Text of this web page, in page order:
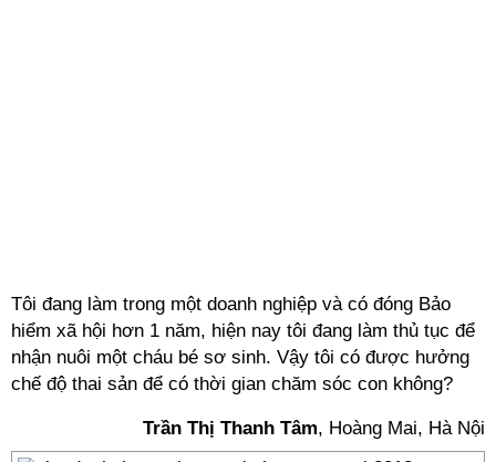
Tôi đang làm trong một doanh nghiệp và có đóng Bảo
hiểm xã hội hơn 1 năm, hiện nay tôi đang làm thủ tục để
nhận nuôi một cháu bé sơ sinh. Vậy tôi có được hưởng
chế độ thai sản để có thời gian chăm sóc con không?
Trần Thị Thanh Tâm, Hoàng Mai, Hà Nội